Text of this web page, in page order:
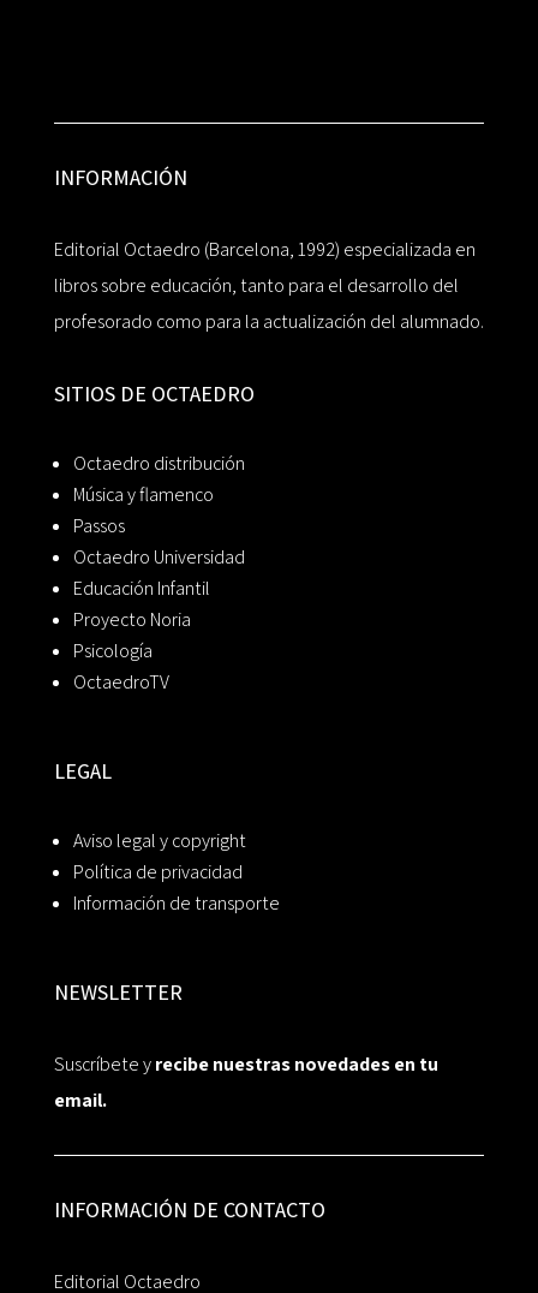
INFORMACIÓN
Editorial Octaedro (Barcelona, 1992) especializada en
libros sobre educación, tanto para el desarrollo del
profesorado como para la actualización del alumnado.
SITIOS DE OCTAEDRO
Octaedro distribución
Música y flamenco
Passos
Octaedro Universidad
Educación Infantil
Proyecto Noria
Psicología
OctaedroTV
LEGAL
Aviso legal y copyright
Política de privacidad
Información de transporte
NEWSLETTER
Suscríbete yrecibe nuestras novedades en tu
email.
INFORMACIÓN DE CONTACTO
Editorial Octaedro